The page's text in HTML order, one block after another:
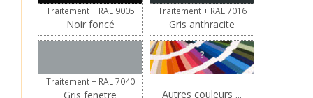
Traitement + RAL 9005
Noir foncé
Traitement + RAL 7016
Gris anthracite
Traitement + RAL 7040
Gris fenetre
?
Autres couleurs ...